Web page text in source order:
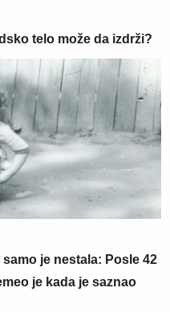
telo može da izdrži?
je nestala: Posle 42
je kada je saznao